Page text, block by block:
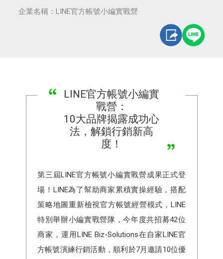
企業名稱：LINE官方帳號小編實戰營
LINE官方帳號小編實
戰營：
10大品牌揭露成功心
法，解鎖行銷新高
度！
第三屆LINE官方帳號小編實戰營成果正式登
場！LINE為了幫助商家累積實操經驗，搭配
策略地圖重新檢視官方帳號經營模式，LINE
特別舉辦小編實戰營隊，今年度共招募42位
商家，運用LINE Biz-Solutions在自家LINE官
方帳號演練行銷活動，順利於7月邀請10位優